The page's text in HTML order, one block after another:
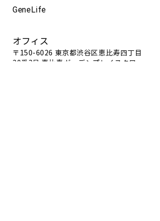
GeneLife
オフィス
〒150-6026 東京都渋谷区恵比寿四丁目
20番3号 恵比寿ガーデンプレイスタワー